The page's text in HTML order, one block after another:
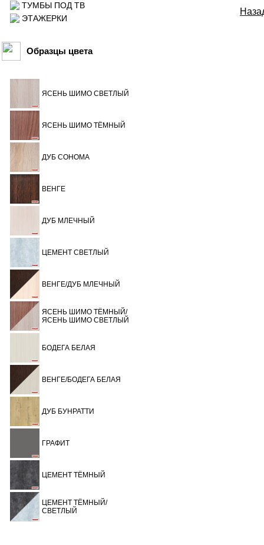
ТУМБЫ ПОД ТВ
ЭТАЖЕРКИ
Образцы цвета
ЯСЕНЬ ШИМО СВЕТЛЫЙ
ЯСЕНЬ ШИМО ТЁМНЫЙ
ДУБ СОНОМА
ВЕНГЕ
ДУБ МЛЕЧНЫЙ
ЦЕМЕНТ СВЕТЛЫЙ
ВЕНГЕ/ДУБ МЛЕЧНЫЙ
ЯСЕНЬ ШИМО ТЁМНЫЙ/
ЯСЕНЬ ШИМО СВЕТЛЫЙ
БОДЕГА БЕЛАЯ
ВЕНГЕ/БОДЕГА БЕЛАЯ
ДУБ БУНРАТТИ
ГРАФИТ
ЦЕМЕНТ ТЁМНЫЙ
ЦЕМЕНТ ТЁМНЫЙ/
СВЕТЛЫЙ